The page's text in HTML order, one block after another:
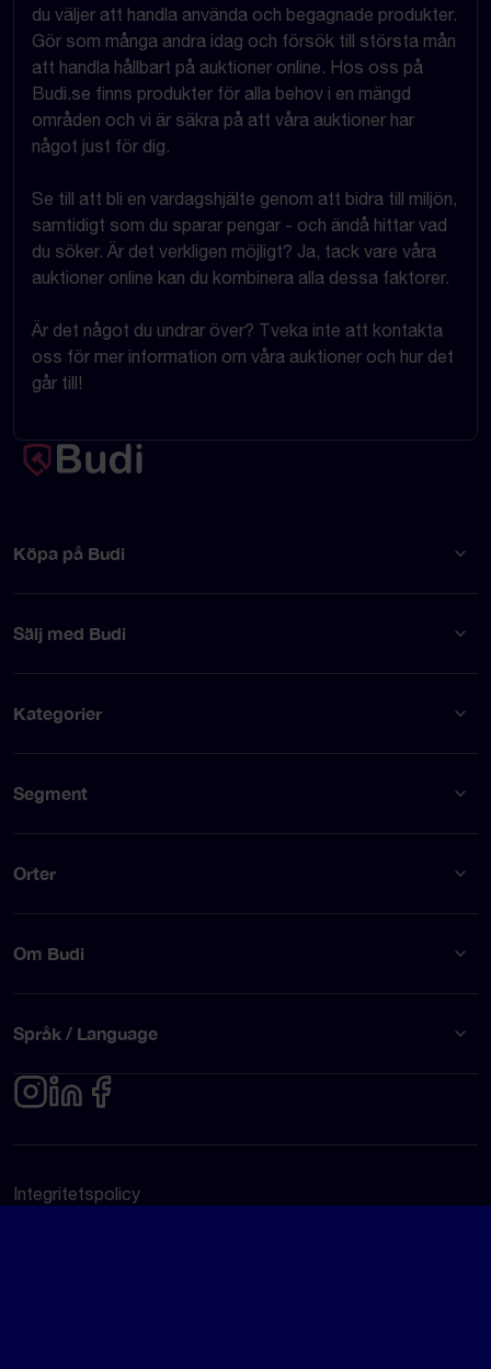
du väljer att handla använda och begagnade produkter.
Gör som många andra idag och försök till största mån
att handla hållbart på auktioner online. Hos oss på
Budi.se finns produkter för alla behov i en mängd
områden och vi är säkra på att våra auktioner har
något just för dig.
Se till att bli en vardagshjälte genom att bidra till miljön,
samtidigt som du sparar pengar - och ändå hittar vad
du söker. Är det verkligen möjligt? Ja, tack vare våra
auktioner online kan du kombinera alla dessa faktorer.
Är det något du undrar över? Tveka inte att kontakta
oss för mer information om våra auktioner och hur det
går till!
Köpa på Budi
Sälj med Budi
Kategorier
Segment
Orter
Om Budi
Språk / Language
Integritetspolicy